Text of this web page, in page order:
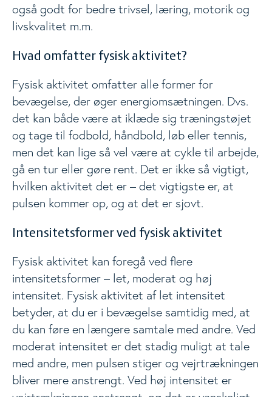
Analyser
også godt for bedre trivsel, læring, motorik og
livskvalitet m.m.
Hvad omfatter fysisk aktivitet?
Fysisk aktivitet omfatter alle former for
bevægelse, der øger energiomsætningen. Dvs.
det kan både være at iklæde sig træningstøjet
og tage til fodbold, håndbold, løb eller tennis,
men det kan lige så vel være at cykle til arbejde,
gå en tur eller gøre rent. Det er ikke så vigtigt,
hvilken aktivitet det er – det vigtigste er, at
pulsen kommer op, og at det er sjovt.
Intensitetsformer ved fysisk aktivitet
Fysisk aktivitet kan foregå ved flere
intensitetsformer – let, moderat og høj
intensitet. Fysisk aktivitet af let intensitet
betyder, at du er i bevægelse samtidig med, at
du kan føre en længere samtale med andre. Ved
moderat intensitet er det stadig muligt at tale
med andre, men pulsen stiger og vejrtrækningen
bliver mere anstrengt. Ved høj intensitet er